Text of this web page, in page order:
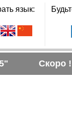
язык:
Скоро !